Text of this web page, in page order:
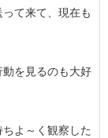
て来て、現在も
を見るのも大好
よ～く観察した